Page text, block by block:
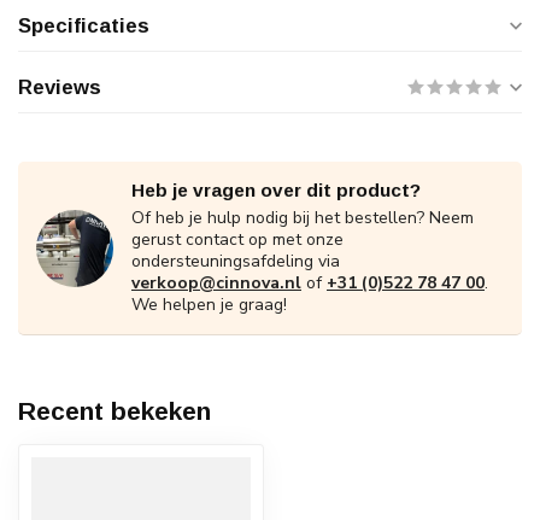
Specificaties
Reviews
Heb je vragen over dit product?
Of heb je hulp nodig bij het bestellen? Neem
gerust contact op met onze
ondersteuningsafdeling via
verkoop@cinnova.nl of +31 (0)522 78 47 00.
We helpen je graag!
Recent bekeken